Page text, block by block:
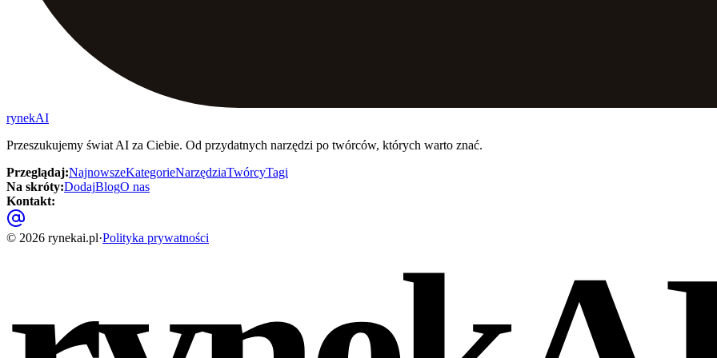
rynekAI
Przeszukujemy świat AI za Ciebie. Od przydatnych narzędzi po twórców, których warto znać.
Przeglądaj:NajnowszeKategorieNarzędziaTwórcyTagi
Na skróty:DodajBlogO nas
Kontakt:
© 2026 rynekai.pl·Polityka prywatności